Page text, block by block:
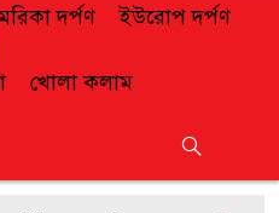
দর্পণ ইউরোপ দর্পণ
খোলা কলাম